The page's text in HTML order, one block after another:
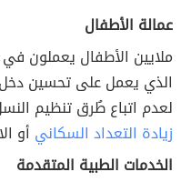
عمالة الأطفال
ملايين الأطفال يعملون
الذي يعمل على تحسين دخل
لعدم اتباع طُرق تنظيم
زيادة التعداد السكاني أو
الخدمات الطبية المتقدمة